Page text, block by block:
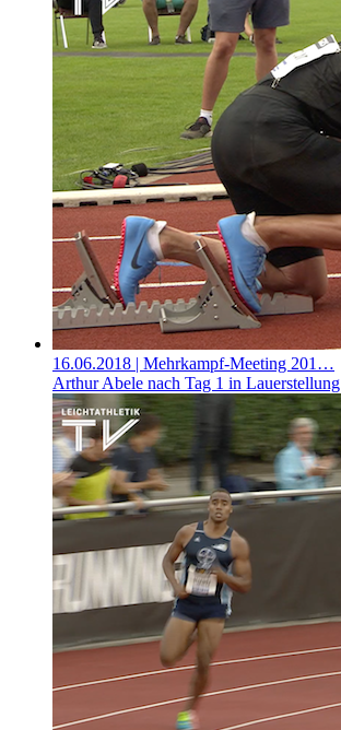
16.06.2018 | Mehrkampf-Meeting 201…
Arthur Abele nach Tag 1 in Lauerstellung